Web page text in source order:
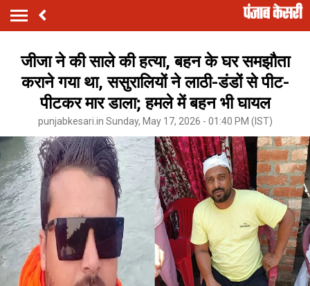
जीजा ने की साले की हत्या, बहन के घर समझौता
कराने गया था, ससुरालियों ने लाठी-डंडों से पीट-
पीटकर मार डाला; हमले में बहन भी घायल
punjabkesari.in Sunday, May 17, 2026 - 01:40 PM (IST)